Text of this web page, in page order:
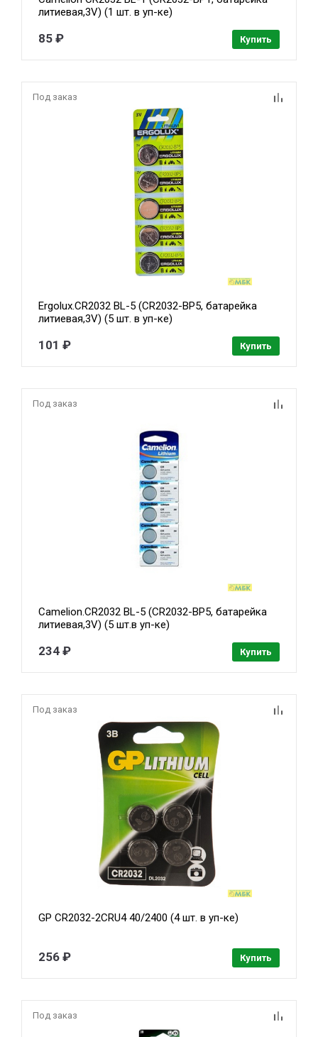
литиевая,3V) (1 шт. в уп-ке)
85 ₽ Купить
Под заказ
Ergolux.CR2032 BL-5 (CR2032-BP5, батарейка
литиевая,3V) (5 шт. в уп-ке)
101 ₽ Купить
Под заказ
Camelion.CR2032 BL-5 (CR2032-BP5, батарейка
литиевая,3V) (5 шт.в уп-ке)
234 ₽ Купить
Под заказ
GP CR2032-2CRU4 40/2400 (4 шт. в уп-ке)
256 ₽ Купить
Под заказ